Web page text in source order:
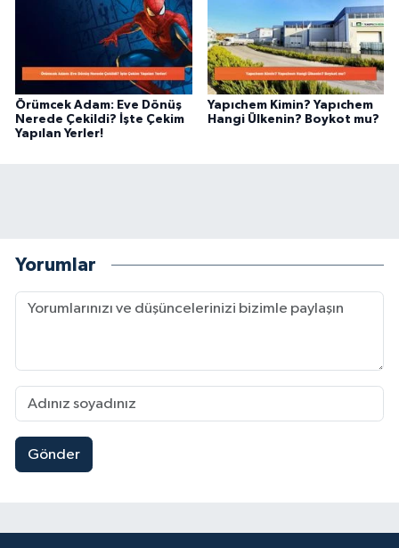
Örümcek Adam: Eve Dönüş
Nerede Çekildi? İşte Çekim
Yapılan Yerler!
Yapıchem Kimin? Yapıchem
Hangi Ülkenin? Boykot mu?
Yorumlar
Gönder